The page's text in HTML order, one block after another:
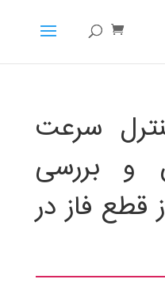
سرعت
و بررسی
قطع فاز در